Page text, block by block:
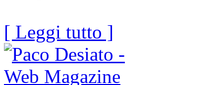
[ Leggi tutto ]